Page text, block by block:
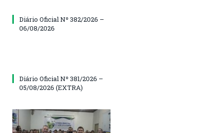
Diário Oficial Nº 382/2026 –
06/08/2026
Diário Oficial Nº 381/2026 –
05/08/2026 (EXTRA)